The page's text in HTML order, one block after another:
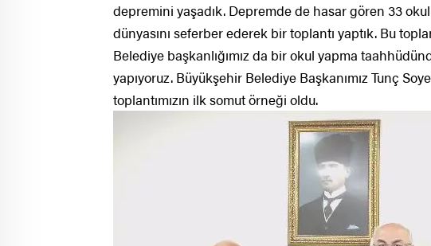
depremini yaşadık. Depremde de hasar gören 33
dünyasını seferber ederek bir toplantı yaptık. Bu
Belediye başkanlığımız da bir okul yapma
yapıyoruz. Büyükşehir Belediye Başkanımız Tunç
toplantımızın ilk somut örneği oldu.